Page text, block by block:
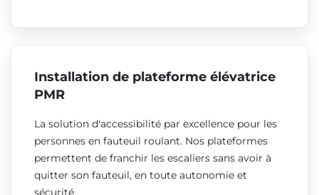
Installation de plateforme élévatrice
PMR
La solution d'accessibilité par excellence pour les
personnes en fauteuil roulant. Nos plateformes
permettent de franchir les escaliers sans avoir à
quitter son fauteuil, en toute autonomie et
sécurité.